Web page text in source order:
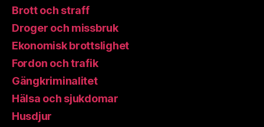
Brott och straff
Droger och missbruk
Ekonomisk brottslighet
Fordon och trafik
Gängkriminalitet
Hälsa och sjukdomar
Husdjur